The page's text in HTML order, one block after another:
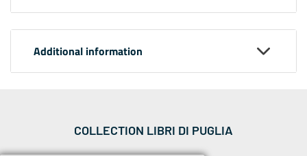
Additional information
COLLECTION LIBRI DI PUGLIA